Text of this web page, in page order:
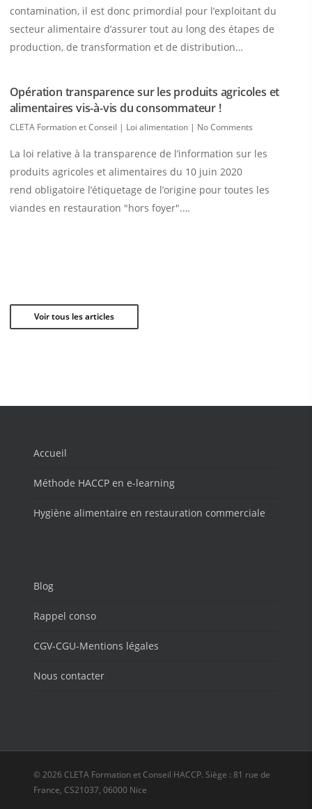
contamination, il est donc primordial pour l’exploitant du
secteur alimentaire d’assurer tout au long des étapes de
production, de transformation et de distribution…
Opération transparence sur les produits agricoles et
alimentaires vis-à-vis du consommateur !
CLETA Formation et Conseil | Loi alimentation | No Comments
La loi relative à la transparence de l’information sur les
produits agricoles et alimentaires du 10 juin 2020
rend obligatoire l’étiquetage de l’origine pour toutes les
viandes en restauration "hors foyer".…
Voir tous les articles
Accueil
Méthode HACCP en e-learning
Hygiène alimentaire en restauration commerciale
Blog
Rappel conso
CGV-CGU-Mentions légales
Nous contacter
© 2026 CLETA Formation et Conseil HACCP. Siège : 81 rue de
France, CS21037, 06000 Nice